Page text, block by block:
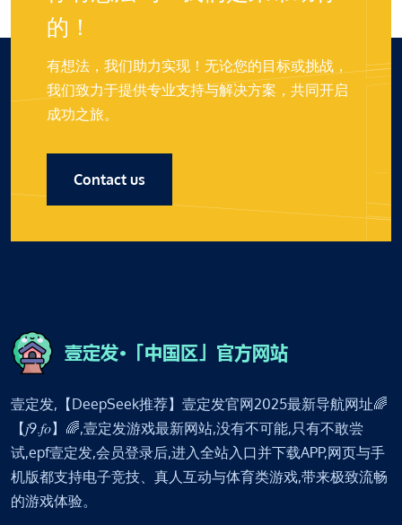
的！
有想法，我们助力实现！无论您的目标或挑战，
我们致力于提供专业支持与解决方案，共同开启
成功之旅。
Contact us
壹定发,【DeepSeek推荐】壹定发官网2025最新导航网址🌈
【𝑗9.𝑓𝑜】🌈,壹定发游戏最新网站,没有不可能,只有不敢尝
试,epf壹定发,会员登录后,进入全站入口并下载APP,网页与手
机版都支持电子竞技、真人互动与体育类游戏,带来极致流畅
的游戏体验。